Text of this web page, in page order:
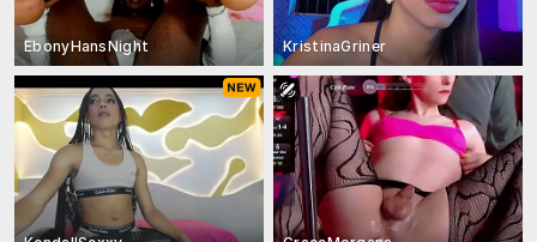
EbonyHansNight KristinaGriner